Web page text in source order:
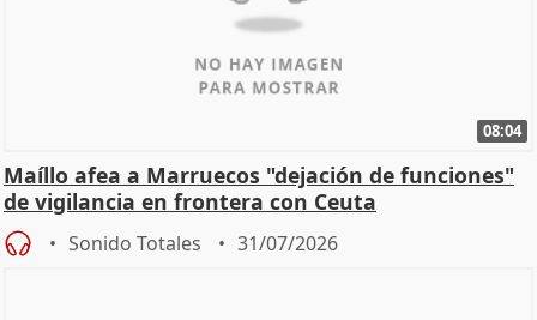
08:04
Maíllo afea a Marruecos "dejación de funciones"
de vigilancia en frontera con Ceuta
Sonido Totales 31/07/2026